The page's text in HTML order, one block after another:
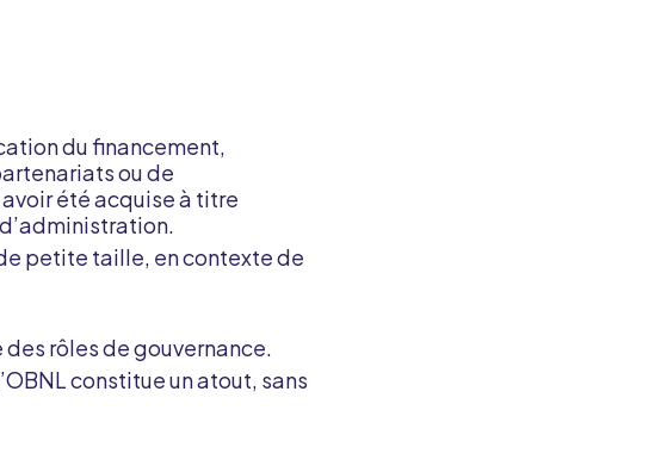
du financement,
ou de
été acquise à titre
petite taille, en contexte de
rôles de gouvernance.
constitue un atout, sans